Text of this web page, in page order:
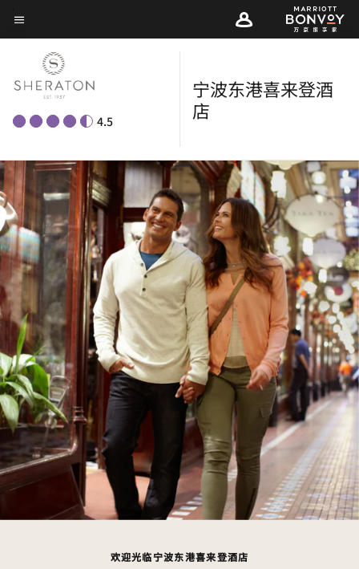
Skip
to
main
content
菜单文本
4.5
宁波东港喜来登酒
店
欢迎光临宁波东港喜来登酒店